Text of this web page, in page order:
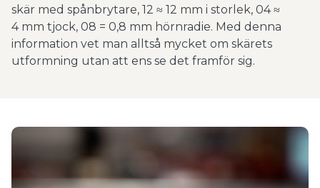
skär med spånbrytare, 12 ≈ 12 mm i storlek, 04 ≈
4 mm tjock, 08 = 0,8 mm hörnradie. Med denna
information vet man alltså mycket om skärets
utformning utan att ens se det framför sig.